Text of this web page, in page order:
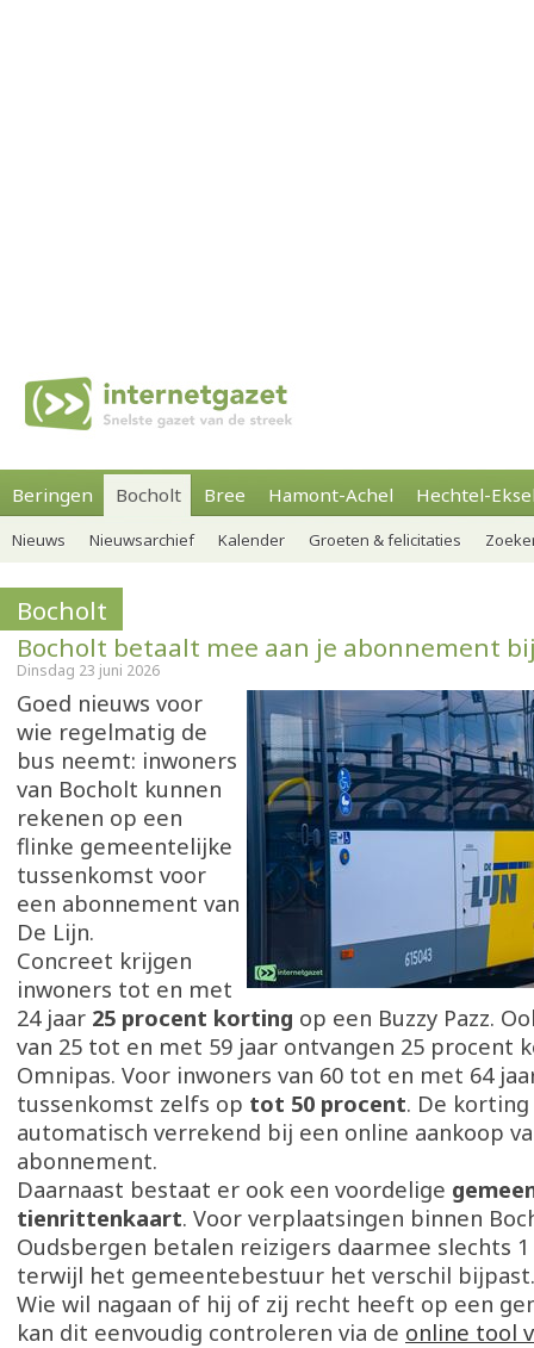
Beringen Bocholt Bree Hamont-Achel Hechtel-
Nieuws Nieuwsarchief Kalender Groeten & felicitaties
Bocholt
Bocholt betaalt mee aan je abonnement
Dinsdag 23 juni 2026
Goed nieuws voor
wie regelmatig de
bus neemt: inwoners
van Bocholt kunnen
rekenen op een
flinke gemeentelijke
tussenkomst voor
een abonnement van
De Lijn.
Concreet krijgen
inwoners tot en met
24 jaar 25 procent korting op een Buzzy Pazz.
van 25 tot en met 59 jaar ontvangen 25 procent
Omnipas. Voor inwoners van 60 tot en met 64
tussenkomst zelfs op tot 50 procent. De
automatisch verrekend bij een online aankoop
abonnement.
Daarnaast bestaat er ook een voordelige
tienrittenkaart. Voor verplaatsingen binnen
Oudsbergen betalen reizigers daarmee slechts
terwijl het gemeentebestuur het verschil bijpast.
Wie wil nagaan of hij of zij recht heeft op een
kan dit eenvoudig controleren via de online tool